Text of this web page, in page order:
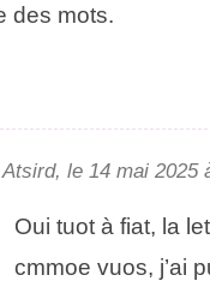
des mots.
le 14 mai 2025
Oui tuot à fait, la
comme vuos, j’ai